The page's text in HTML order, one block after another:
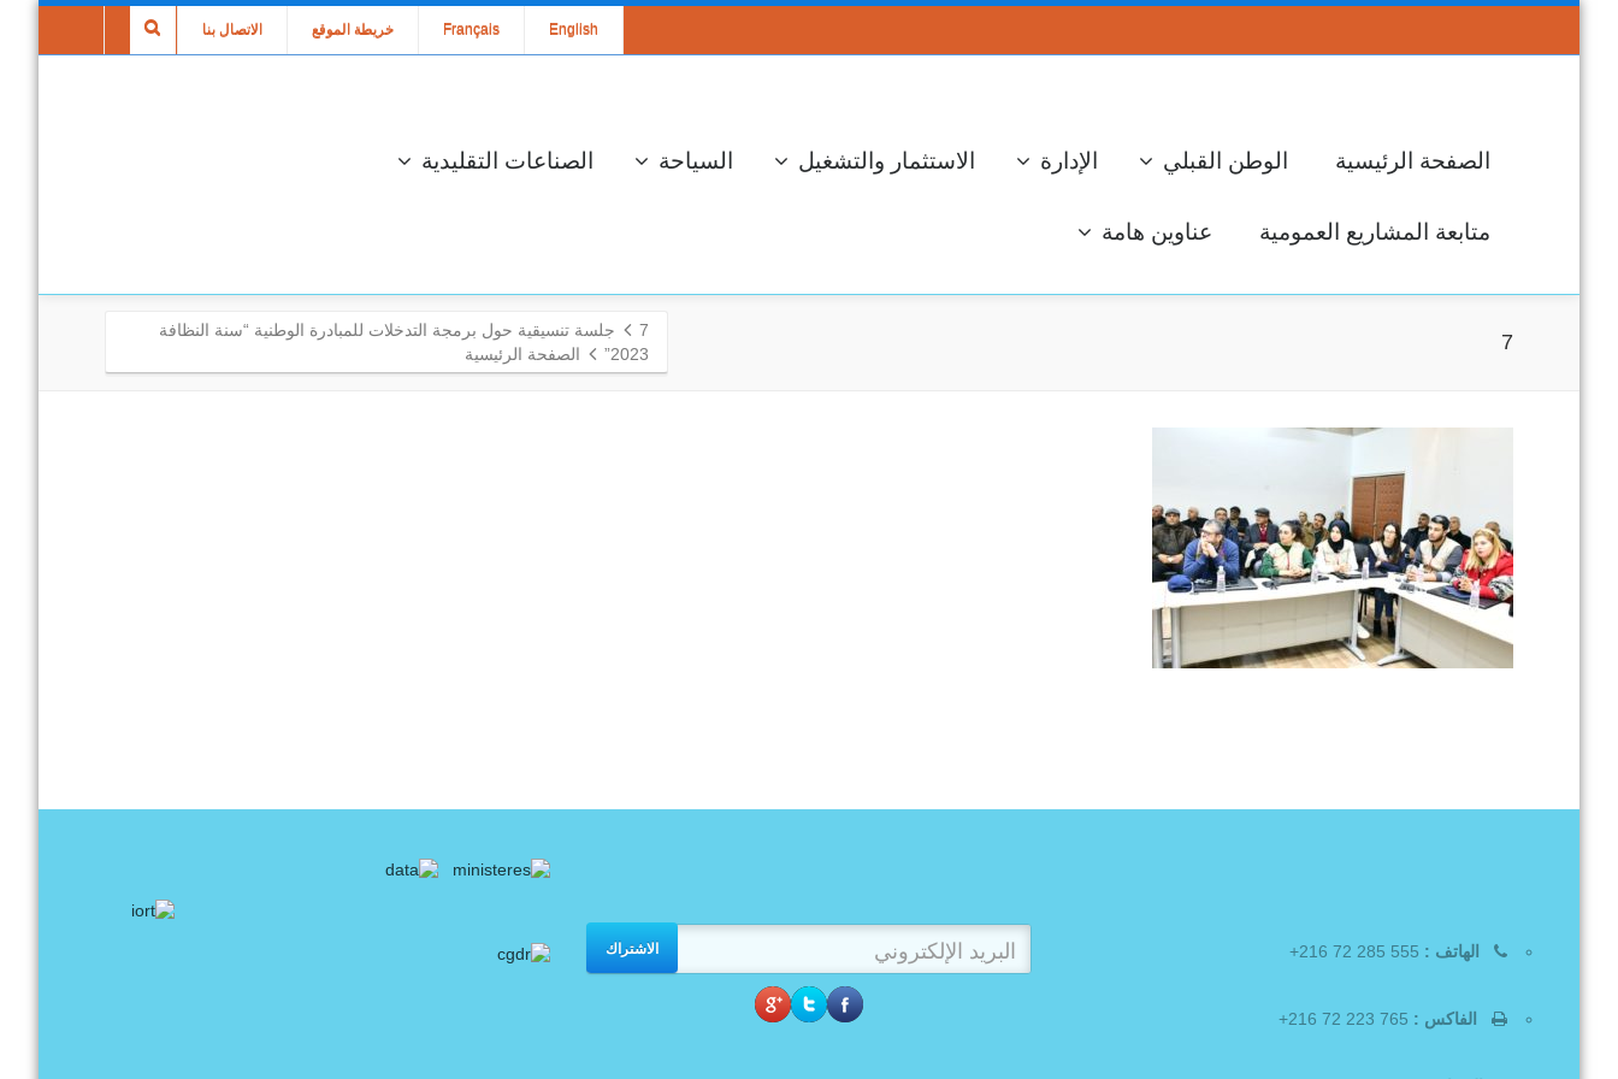
الاتصال بنا خريطة الموقع Français English
الصفحة الرئيسية الوطن القبلي الإدارة الاستثمار والتشغيل السياحة الصناعات التقليدية
متابعة المشاريع العمومية عناوين هامة
7
7
جلسة تنسيقية حول برمجة التدخلات للمبادرة الوطنية “سنة النظافة
2023”
الصفحة الرئيسية
الاشتراك الهاتف :
الفاكس :